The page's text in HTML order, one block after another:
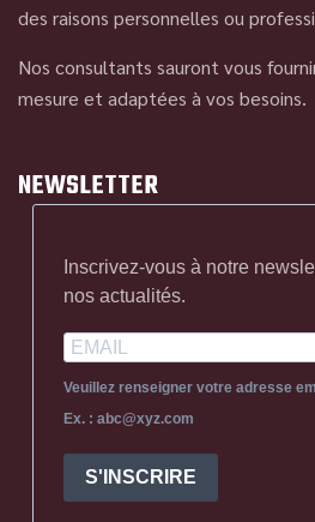
des raisons personnelles ou
Nos consultants sauront vous
mesure et adaptées à vos besoins.
NEWSLETTER
Inscrivez-vous à notre
nos actualités.
Veuillez renseigner votre adresse
Ex. : abc@xyz.com
S'INSCRIRE